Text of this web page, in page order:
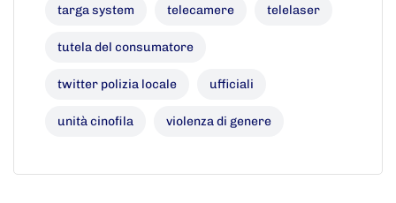
targa system telecamere telelaser
tutela del consumatore
twitter polizia locale ufficiali
unità cinofila violenza di genere